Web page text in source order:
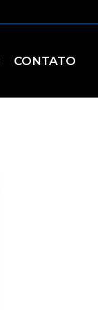
CONTATO